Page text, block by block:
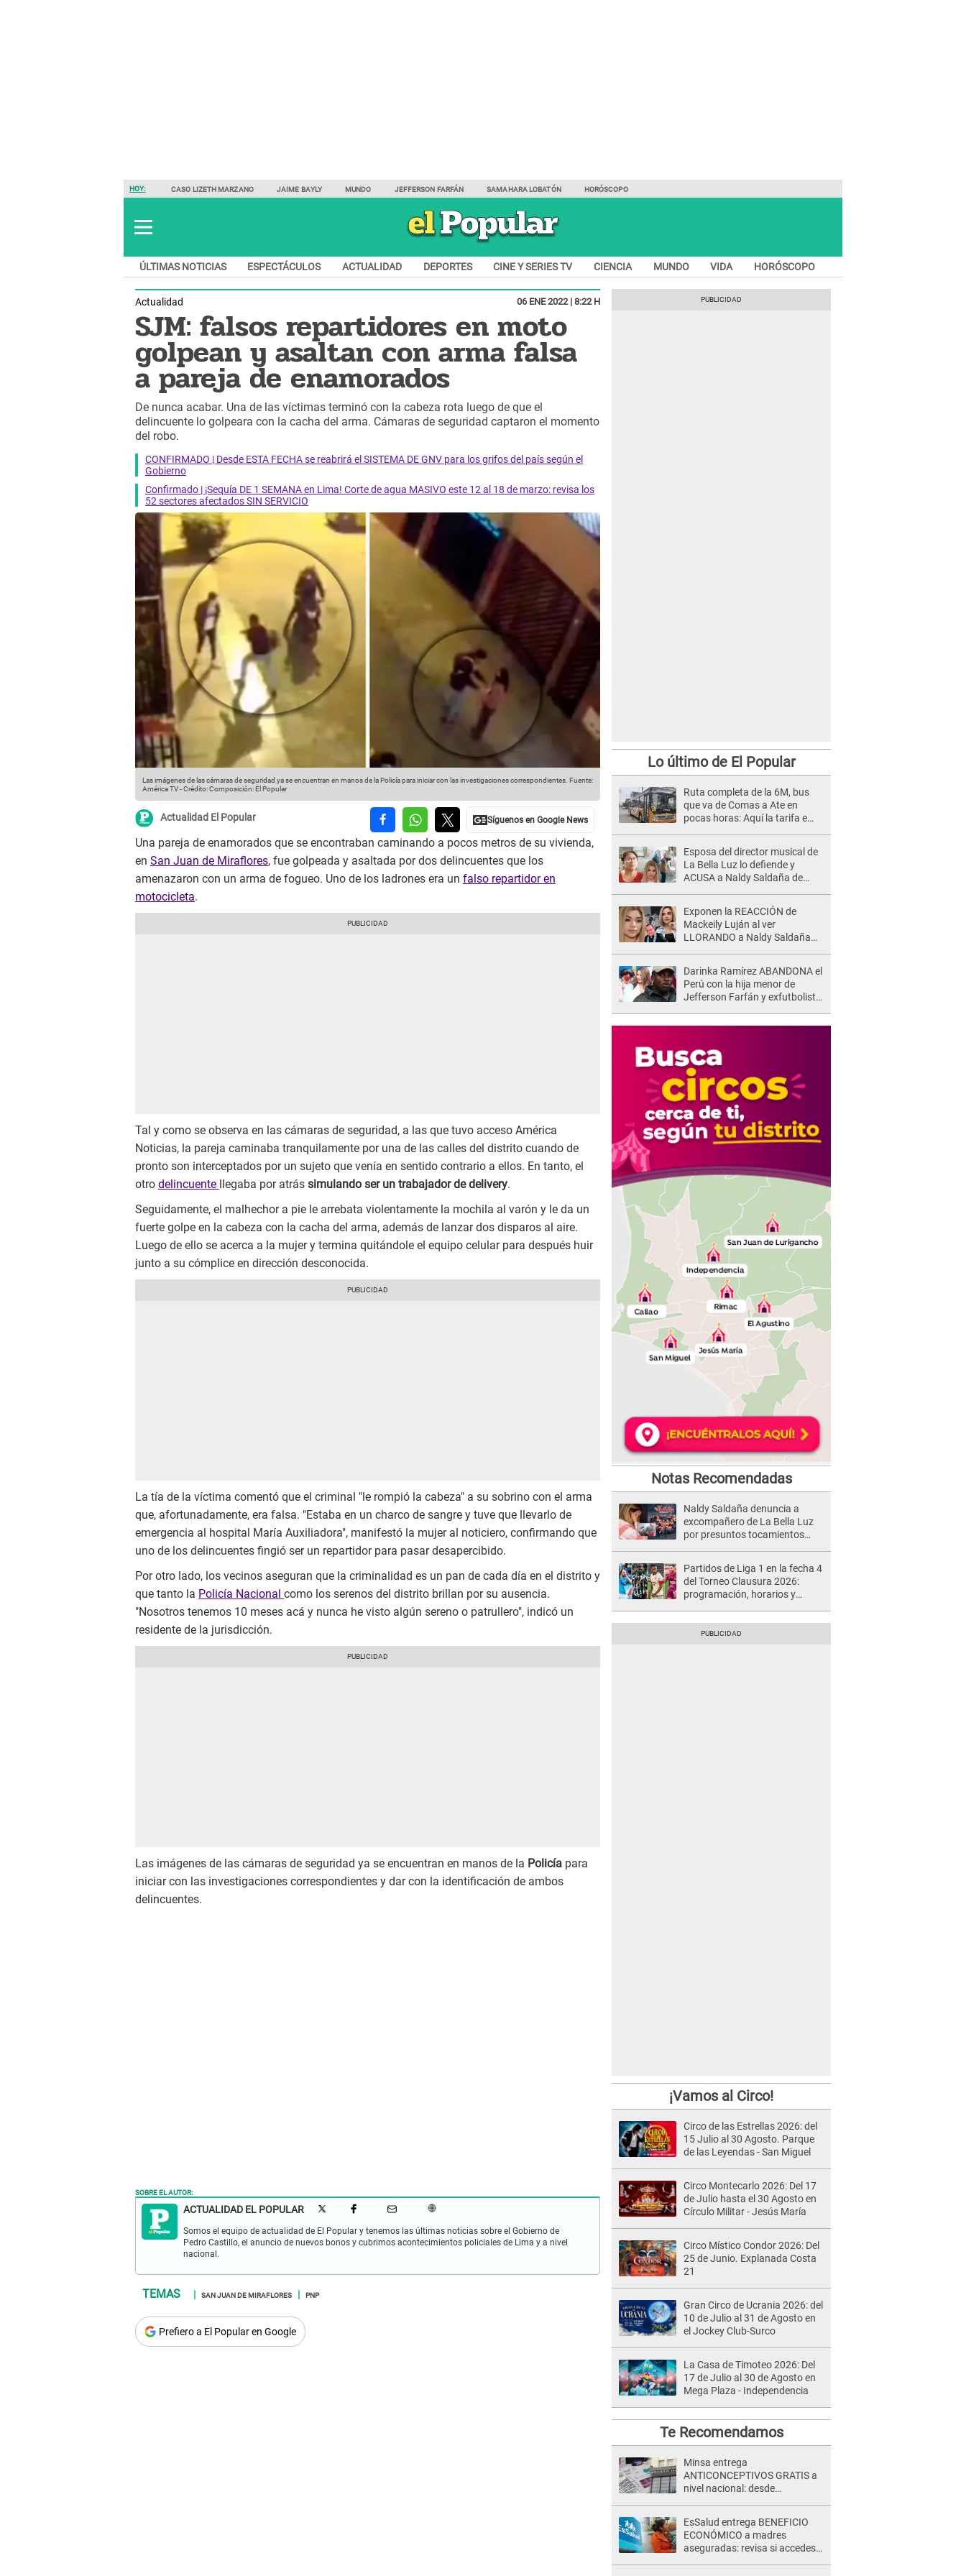
HOY: CASO LIZETH MARZANO JAIME BAYLY MUNDO JEFFERSON FARFÁN SAMAHARA LOBATÓN HORÓSCOPO
ÚLTIMAS NOTICIAS ESPECTÁCULOS ACTUALIDAD DEPORTES CINE Y SERIES TV CIENCIA MUNDO VIDA HORÓSCOPO
Actualidad 06 ENE 2022 | 8:22 H
SJM: falsos repartidores en moto
golpean y asaltan con arma falsa
a pareja de enamorados
De nunca acabar. Una de las víctimas terminó con la cabeza rota luego de que el
delincuente lo golpeara con la cacha del arma. Cámaras de seguridad captaron el momento
del robo.
CONFIRMADO | Desde ESTA FECHA se reabrirá el SISTEMA DE GNV para los grifos del país según el
Gobierno
Confirmado | ¡Sequía DE 1 SEMANA en Lima! Corte de agua MASIVO este 12 al 18 de marzo: revisa los
52 sectores afectados SIN SERVICIO
Las imágenes de las cámaras de seguridad ya se encuentran en manos de la Policía para iniciar con las investigaciones correspondientes. Fuente:
América TV-Crédito: Composición: El Popular
Actualidad El Popular
Una pareja de enamorados que se encontraban caminando a pocos metros de su vivienda,
en San Juan de Miraflores, fue golpeada y asaltada por dos delincuentes que los
amenazaron con un arma de fogueo. Uno de los ladrones era un falso repartidor en
motocicleta.
Tal y como se observa en las cámaras de seguridad, a las que tuvo acceso América
Noticias, la pareja caminaba tranquilamente por una de las calles del distrito cuando de
pronto son interceptados por un sujeto que venía en sentido contrario a ellos. En tanto, el
otro delincuente llegaba por atrás simulando ser un trabajador de delivery.
Seguidamente, el malhechor a pie le arrebata violentamente la mochila al varón y le da un
fuerte golpe en la cabeza con la cacha del arma, además de lanzar dos disparos al aire.
Luego de ello se acerca a la mujer y termina quitándole el equipo celular para después huir
junto a su cómplice en dirección desconocida.
La tía de la víctima comentó que el criminal "le rompió la cabeza" a su sobrino con el arma
que, afortunadamente, era falsa. "Estaba en un charco de sangre y tuve que llevarlo de
emergencia al hospital María Auxiliadora", manifestó la mujer al noticiero, confirmando que
uno de los delincuentes fingió ser un repartidor para pasar desapercibido.
Por otro lado, los vecinos aseguran que la criminalidad es un pan de cada día en el distrito y
que tanto la Policía Nacional como los serenos del distrito brillan por su ausencia.
"Nosotros tenemos 10 meses acá y nunca he visto algún sereno o patrullero", indicó un
residente de la jurisdicción.
Las imágenes de las cámaras de seguridad ya se encuentran en manos de la Policía para
iniciar con las investigaciones correspondientes y dar con la identificación de ambos
delincuentes.
SOBRE EL AUTOR:
ACTUALIDAD EL POPULAR
Somos el equipo de actualidad de El Popular y tenemos las últimas noticias sobre el Gobierno de
Pedro Castillo, el anuncio de nuevos bonos y cubrimos acontecimientos policiales de Lima y a nivel
nacional.
SAN JUAN DE MIRAFLORES PNP
Prefiero a El Popular en Google
Lo último de El Popular
Ruta completa de la 6M, bus
que va de Comas a Ate en
pocas horas: Aquí la tarifa e
Esposa del director musical de
La Bella Luz lo defiende y
ACUSA a Naldy Saldaña de
Exponen la REACCIÓN de
Mackeily Luján al ver
LLORANDO a Naldy Saldaña
Darinka Ramírez ABANDONA el
Perú con la hija menor de
Jefferson Farfán y exfutbolista
Notas Recomendadas
Naldy Saldaña denuncia a
excompañero de La Bella Luz
por presuntos tocamientos
Partidos de Liga 1 en la fecha 4
del Torneo Clausura 2026:
programación, horarios y
¡Vamos al Circo!
Circo de las Estrellas 2026: del
15 Julio al 30 Agosto. Parque
de las Leyendas - San Miguel
Circo Montecarlo 2026: Del 17
de Julio hasta el 30 Agosto en
Círculo Militar - Jesús María
Circo Místico Condor 2026: Del
25 de Junio. Explanada Costa
21
Gran Circo de Ucrania 2026: del
10 de Julio al 31 de Agosto en
el Jockey Club-Surco
La Casa de Timoteo 2026: Del
17 de Julio al 30 de Agosto en
Mega Plaza - Independencia
Te Recomendamos
Minsa entrega
ANTICONCEPTIVOS GRATIS a
nivel nacional: desde
EsSalud entrega BENEFICIO
ECONÓMICO a madres
aseguradas: revisa si accedes